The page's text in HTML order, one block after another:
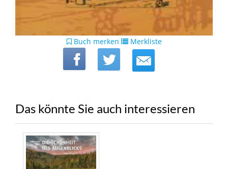
Buch merken Merkliste
Das könnte Sie auch interessieren